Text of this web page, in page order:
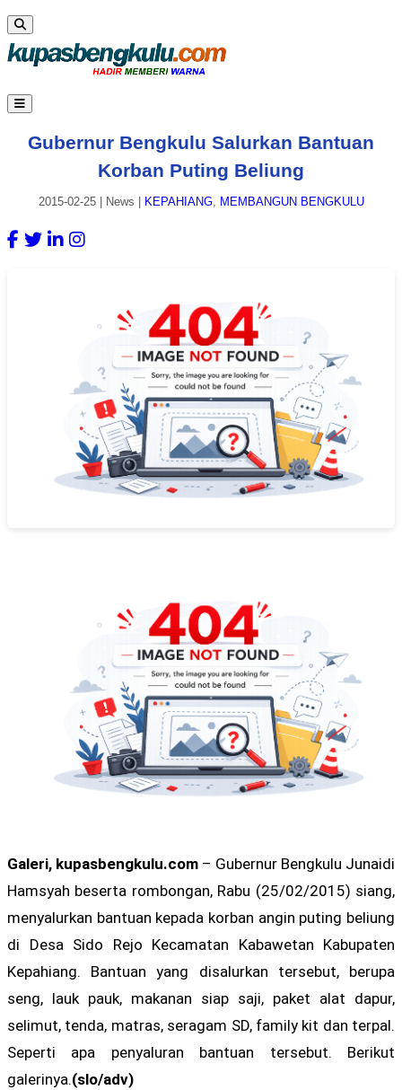
Gubernur Bengkulu Salurkan Bantuan
Korban Puting Beliung
2015-02-25| News KEPAHIANG, MEMBANGUN BENGKULU
Galeri, kupasbengkulu.com – Gubernur Bengkulu Junaidi
Hamsyah beserta rombongan, Rabu (25/02/2015) siang,
menyalurkan bantuan kepada korban angin puting beliung
di Desa Sido Rejo Kecamatan Kabawetan Kabupaten
Kepahiang. Bantuan yang disalurkan tersebut, berupa
seng, lauk pauk, makanan siap saji, paket alat dapur,
selimut, tenda, matras, seragam SD, family kit dan terpal.
Seperti apa penyaluran bantuan tersebut. Berikut
galerinya.(slo/adv)